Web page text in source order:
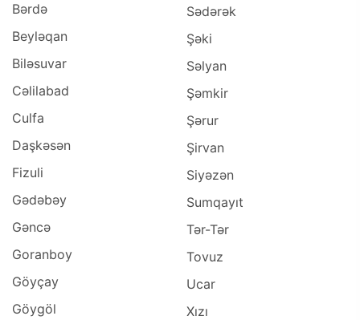
Bərdə
Beyləqan
Biləsuvar
Cəlilabad
Culfa
Daşkəsən
Fizuli
Gədəbəy
Gəncə
Goranboy
Göyçay
Göygöl
Sədərək
Şəki
Səlyan
Şəmkir
Şərur
Şirvan
Siyəzən
Sumqayıt
Tər-Tər
Tovuz
Ucar
Xızı